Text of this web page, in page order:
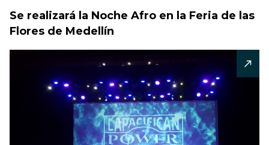
Se realizará la Noche Afro en la Feria de las
Flores de Medellín